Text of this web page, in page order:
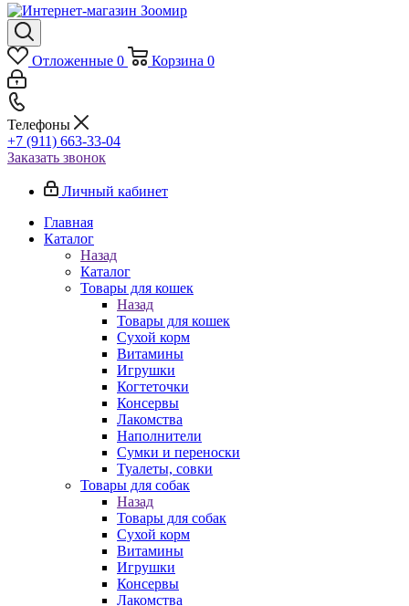
Отложенные 0 Корзина 0
Телефоны
+7 (911) 663-33-04
Заказать звонок
Личный кабинет
Главная
Каталог
Назад
Каталог
Товары для кошек
Назад
Товары для кошек
Cухой корм
Витамины
Игрушки
Когтеточки
Консервы
Лакомства
Наполнители
Сумки и переноски
Туалеты, совки
Товары для собак
Назад
Товары для собак
Cухой корм
Витамины
Игрушки
Консервы
Лакомства